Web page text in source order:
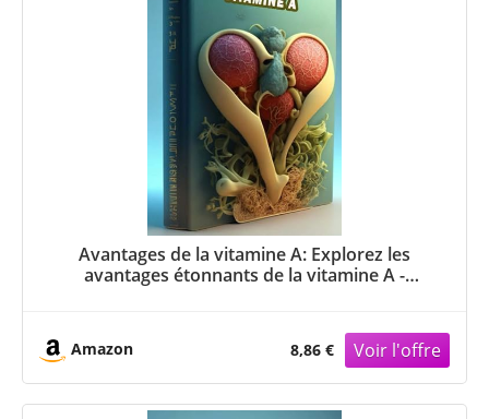
Avantages de la vitamine A: Explorez les
avantages étonnants de la vitamine A -
Amazon 8,86 €